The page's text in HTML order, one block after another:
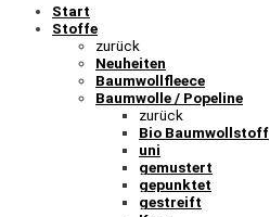
Start
Stoffe
zurück
Neuheiten
Baumwollfleece
Baumwolle / Popeline
zurück
Bio Baumwollstoff
uni
gemustert
gepunktet
gestreift